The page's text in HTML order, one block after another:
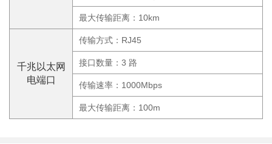
最大传输距离：10km
千兆以太网
电端口
传输方式：RJ45
接口数量：3 路
传输速率：1000Mbps
最大传输距离：100m